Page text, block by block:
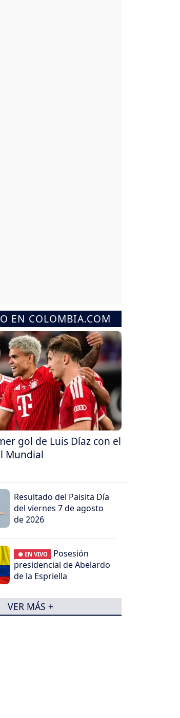
EN COLOMBIA.COM
gol de Luis Díaz con el
Mundial
Resultado del Paisita Día
del viernes 7 de agosto
de 2026
● EN VIVO
Posesión
presidencial de Abelardo
de la Espriella
VER MÁS +